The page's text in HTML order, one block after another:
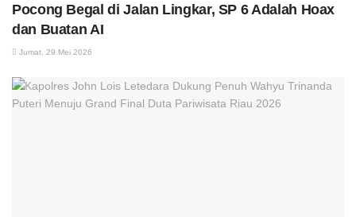
Pocong Begal di Jalan Lingkar, SP 6 Adalah Hoax
dan Buatan AI
Jumat, 29 Mei 2026